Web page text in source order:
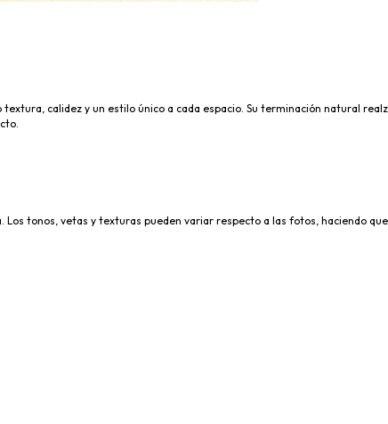
calidez y un estilo único a cada espacio. Su terminación natural
tonos, vetas y texturas pueden variar respecto a las fotos, haciendo